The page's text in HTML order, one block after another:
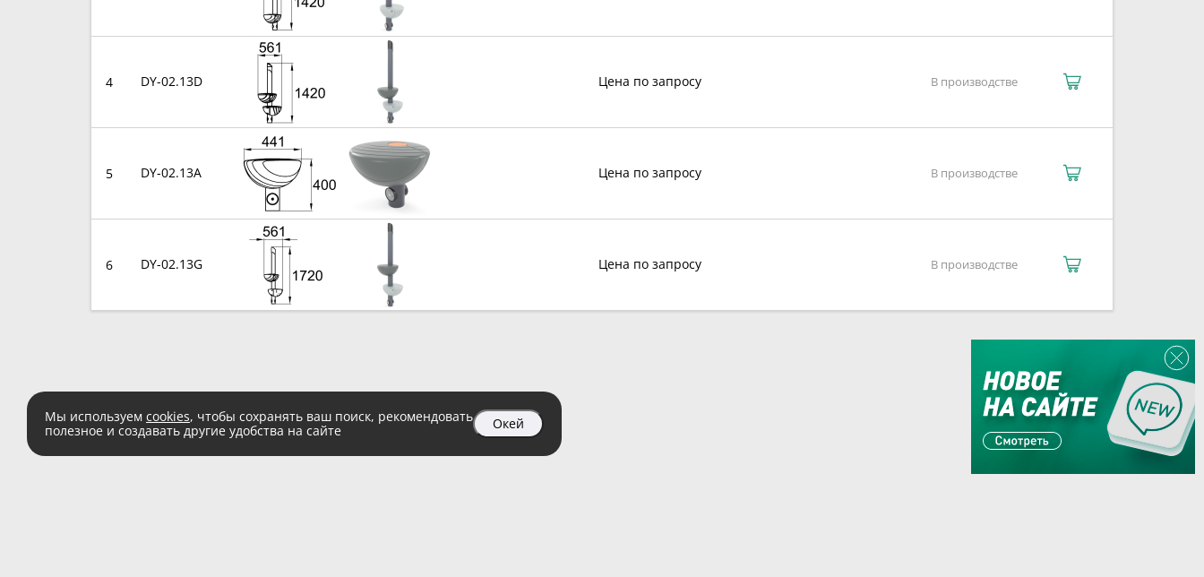
4 DY-02.13D Цена по запросу В производстве
5 DY-02.13A Цена по запросу В производстве
6 DY-02.13G Цена по запросу В производстве
Мы используем cookies, чтобы сохранять ваш поиск, рекомендовать
полезное и создавать другие удобства на сайте
Окей